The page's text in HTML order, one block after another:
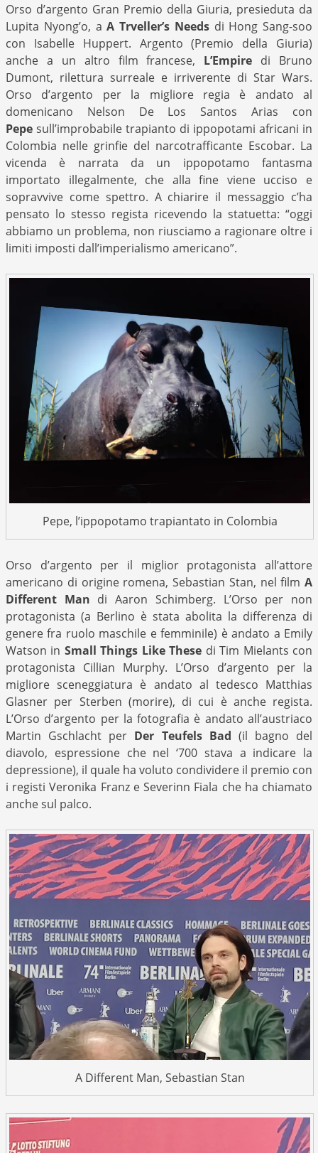
Orso d’argento Gran Premio della Giuria, presieduta da
Lupita Nyong’o, aA Trveller’s Needsdi Hong Sang-soo
con Isabelle Huppert. Argento (Premio della Giuria)
anche a un altro film francese, L’Empire di Bruno
Dumont, rilettura surreale e irriverente di Star Wars.
Orso d’argento per la migliore regia è andato al
domenicano Nelson De Los Santos Arias con
Pepe sull’improbabile trapianto di ippopotami africani in
Colombia nelle grinfie del narcotrafficante Escobar. La
vicenda è narrata da un ippopotamo fantasma
importato illegalmente, che alla fine viene ucciso e
sopravvive come spettro. A chiarire il messaggio c’ha
pensato lo stesso regista ricevendo la statuetta: “oggi
abbiamo un problema, non riusciamo a ragionare oltre i
limiti imposti dall’imperialismo americano”.
Pepe, l’ippopotamo trapiantato in Colombia
Orso d’argento per il miglior protagonista all’attore
americano di origine romena, Sebastian Stan, nel film A
Different Man di Aaron Schimberg. L’Orso per non
protagonista (a Berlino è stata abolita la differenza di
genere fra ruolo maschile e femminile) è andato a Emily
Watson in Small Things Like These di Tim Mielants con
protagonista Cillian Murphy. L’Orso d’argento per la
migliore sceneggiatura è andato al tedesco Matthias
Glasner per Sterben (morire), di cui è anche regista.
L’Orso d’argento per la fotografia è andato all’austriaco
Martin Gschlacht per Der Teufels Bad (il bagno del
diavolo, espressione che nel ‘700 stava a indicare la
depressione), il quale ha voluto condividere il premio con
i registi Veronika Franz e Severinn Fiala che ha chiamato
anche sul palco.
A Different Man, Sebastian Stan